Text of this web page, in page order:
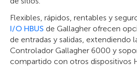
Flexibles, rápidos, rentables y
I/O HBUS de Gallagher ofrecen
de entradas y salidas, extendiendo
Controlador Gallagher 6000 y
compartido con otros dispositivos